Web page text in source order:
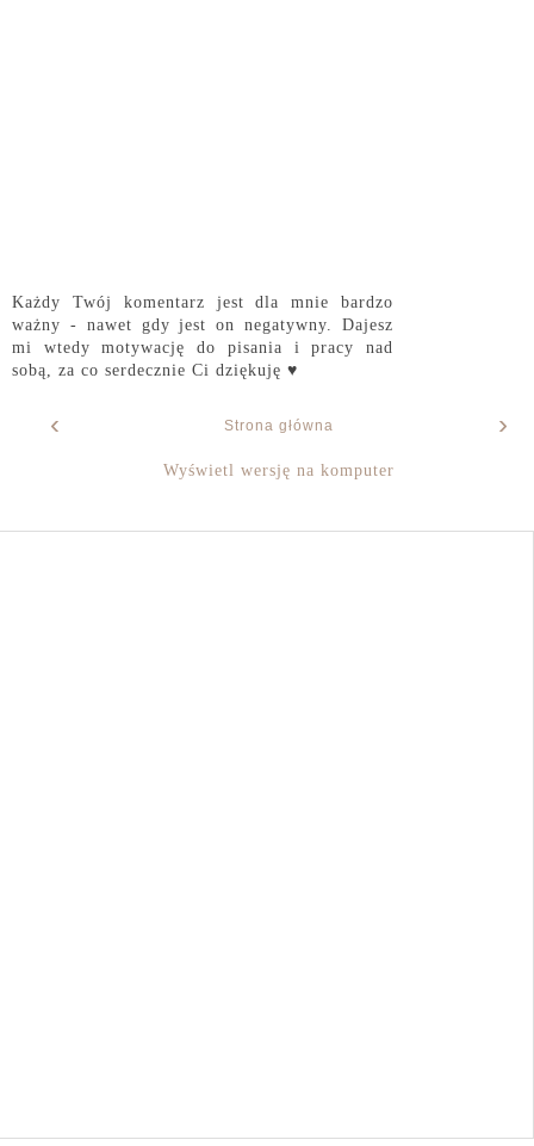
Każdy Twój komentarz jest dla mnie bardzo
ważny - nawet gdy jest on negatywny. Dajesz
mi wtedy motywację do pisania i pracy nad
sobą, za co serdecznie Ci dziękuję ♥
‹ ›
Strona główna
Wyświetl wersję na komputer